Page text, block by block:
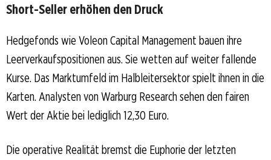
Short-Seller erhöhen den Druck
Hedgefonds wie Voleon Capital Management bauen ihre
Leerverkaufspositionen aus. Sie wetten auf weiter fallende
Kurse. Das Marktumfeld im Halbleitersektor spielt ihnen in die
Karten. Analysten von Warburg Research sehen den fairen
Wert der Aktie bei lediglich 12,30 Euro.
Die operative Realität bremst die Euphorie der letzten